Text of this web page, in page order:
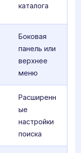
каталога
Боковая
панель или
верхнее
меню
Расширенн
ые
настройки
поиска